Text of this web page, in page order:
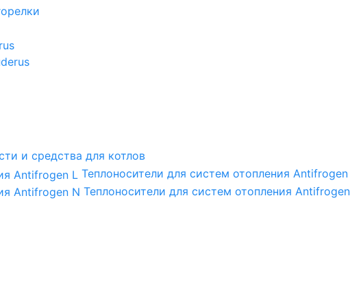
и средства для котлов
Теплоносители для систем отопления
Теплоносители для систем отопления